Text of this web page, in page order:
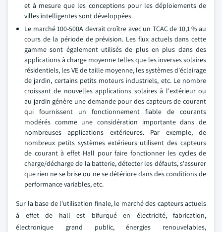
et à mesure que les conceptions pour les déploiements de
villes intelligentes sont développées.
Le marché 100-500A devrait croître avec un TCAC de 10,1 % au
cours de la période de prévision. Les flux actuels dans cette
gamme sont également utilisés de plus en plus dans des
applications à charge moyenne telles que les inverses solaires
résidentiels, les VE de taille moyenne, les systèmes d'éclairage
de jardin, certains petits moteurs industriels, etc. Le nombre
croissant de nouvelles applications solaires à l'extérieur ou
au jardin génère une demande pour des capteurs de courant
qui fournissent un fonctionnement fiable de courants
modérés comme une considération importante dans de
nombreuses applications extérieures. Par exemple, de
nombreux petits systèmes extérieurs utilisent des capteurs
de courant à effet Hall pour faire fonctionner les cycles de
charge/décharge de la batterie, détecter les défauts, s'assurer
que rien ne se brise ou ne se détériore dans des conditions de
performance variables, etc.
Sur la base de l'utilisation finale, le marché des capteurs actuels
à effet de hall est bifurqué en électricité, fabrication,
électronique grand public, énergies renouvelables,